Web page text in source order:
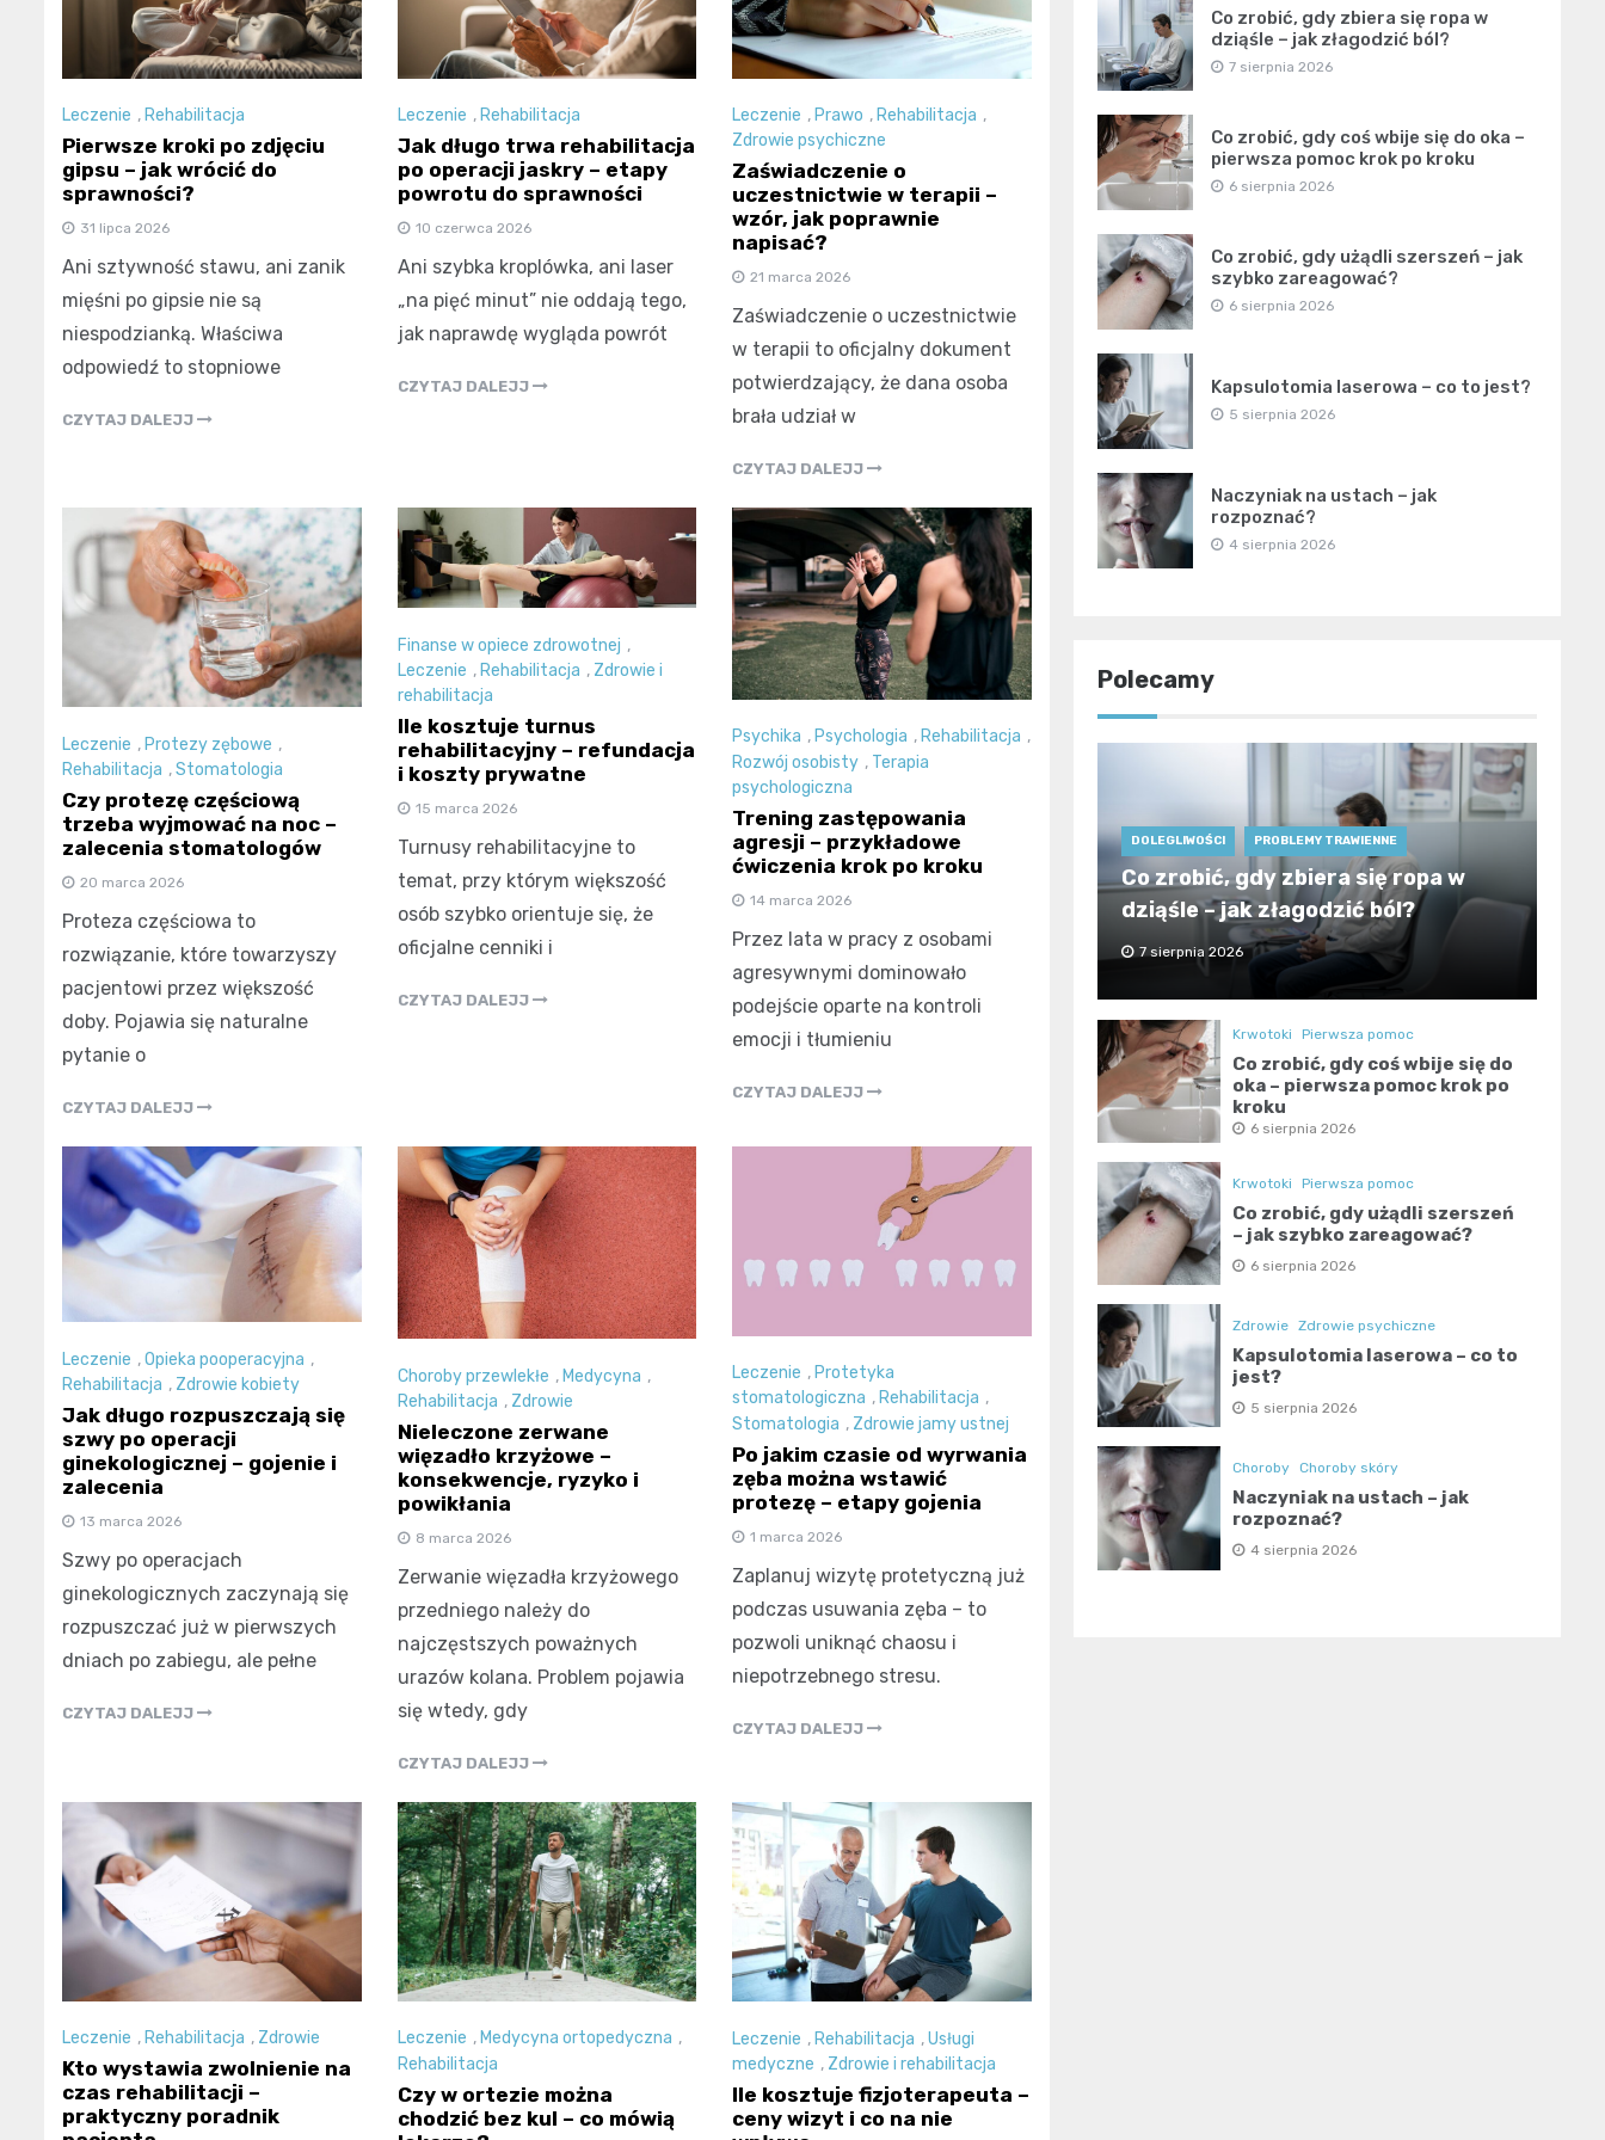
Leczenie ,Rehabilitacja
Pierwsze kroki po zdjęciu
gipsu – jak wrócić do
sprawności?
31 lipca 2026
Ani sztywność stawu, ani zanik
mięśni po gipsie nie są
niespodzianką. Właściwa
odpowiedź to stopniowe
CZYTAJ DALEJJ
Leczenie ,Rehabilitacja
Jak długo trwa rehabilitacja
po operacji jaskry – etapy
powrotu do sprawności
10 czerwca 2026
Ani szybka kroplówka, ani laser
„na pięć minut” nie oddają tego,
jak naprawdę wygląda powrót
CZYTAJ DALEJJ
Leczenie , Prawo , Rehabilitacja ,
Zdrowie psychiczne
Zaświadczenie o
uczestnictwie w terapii –
wzór, jak poprawnie
napisać?
21 marca 2026
Zaświadczenie o uczestnictwie
w terapii to oficjalny dokument
potwierdzający, że dana osoba
brała udział w
CZYTAJ DALEJJ
Leczenie , Protezy zębowe ,
Rehabilitacja ,Stomatologia
Czy protezę częściową
trzeba wyjmować na noc –
zalecenia stomatologów
20 marca 2026
Proteza częściowa to
rozwiązanie, które towarzyszy
pacjentowi przez większość
doby. Pojawia się naturalne
pytanie o
CZYTAJ DALEJJ
Finanse w opiece zdrowotnej ,
Leczenie , Rehabilitacja , Zdrowie i
rehabilitacja
Ile kosztuje turnus
rehabilitacyjny – refundacja
i koszty prywatne
15 marca 2026
Turnusy rehabilitacyjne to
temat, przy którym większość
osób szybko orientuje się, że
oficjalne cenniki i
CZYTAJ DALEJJ
Psychika , Psychologia , Rehabilitacja ,
Rozwój osobisty , Terapia
psychologiczna
Trening zastępowania
agresji – przykładowe
ćwiczenia krok po kroku
14 marca 2026
Przez lata w pracy z osobami
agresywnymi dominowało
podejście oparte na kontroli
emocji i tłumieniu
CZYTAJ DALEJJ
Leczenie ,Opieka pooperacyjna ,
Rehabilitacja , Zdrowie kobiety
Jak długo rozpuszczają się
szwy po operacji
ginekologicznej – gojenie i
zalecenia
13 marca 2026
Szwy po operacjach
ginekologicznych zaczynają się
rozpuszczać już w pierwszych
dniach po zabiegu, ale pełne
CZYTAJ DALEJJ
Choroby przewlekłe , Medycyna ,
Rehabilitacja , Zdrowie
Nieleczone zerwane
więzadło krzyżowe –
konsekwencje, ryzyko i
powikłania
8 marca 2026
Zerwanie więzadła krzyżowego
przedniego należy do
najczęstszych poważnych
urazów kolana. Problem pojawia
się wtedy, gdy
CZYTAJ DALEJJ
Leczenie , Protetyka
stomatologiczna ,Rehabilitacja ,
Stomatologia , Zdrowie jamy ustnej
Po jakim czasie od wyrwania
zęba można wstawić
protezę – etapy gojenia
1 marca 2026
Zaplanuj wizytę protetyczną już
podczas usuwania zęba – to
pozwoli uniknąć chaosu i
niepotrzebnego stresu.
CZYTAJ DALEJJ
Leczenie ,Rehabilitacja , Zdrowie
Kto wystawia zwolnienie na
czas rehabilitacji –
praktyczny poradnik
Leczenie ,Medycyna ortopedyczna ,
Rehabilitacja
Czy w ortezie można
chodzić bez kul – co mówią
Leczenie , Rehabilitacja ,Usługi
medyczne , Zdrowie i rehabilitacja
Ile kosztuje fizjoterapeuta –
ceny wizyt i co na nie
Co zrobić, gdy zbiera się ropa w
dziąśle – jak złagodzić ból?
7 sierpnia 2026
Co zrobić, gdy coś wbije się do oka –
pierwsza pomoc krok po kroku
6 sierpnia 2026
Co zrobić, gdy użądli szerszeń – jak
szybko zareagować?
6 sierpnia 2026
Kapsulotomia laserowa – co to jest?
5 sierpnia 2026
Naczyniak na ustach – jak
rozpoznać?
4 sierpnia 2026
Polecamy
DOLEGLIWOŚCI PROBLEMY TRAWIENNE
Co zrobić, gdy zbiera się ropa w
dziąśle – jak złagodzić ból?
7 sierpnia 2026
Krwotoki Pierwsza pomoc
Co zrobić, gdy coś wbije się do
oka – pierwsza pomoc krok po
kroku
6 sierpnia 2026
Krwotoki Pierwsza pomoc
Co zrobić, gdy użądli szerszeń
– jak szybko zareagować?
6 sierpnia 2026
Zdrowie Zdrowie psychiczne
Kapsulotomia laserowa – co to
jest?
5 sierpnia 2026
Choroby Choroby skóry
Naczyniak na ustach – jak
rozpoznać?
4 sierpnia 2026